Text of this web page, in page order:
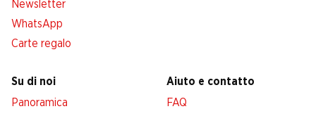
Newsletter
WhatsApp
Carte regalo
Su di noi
Panoramica
Aiuto e contatto
FAQ